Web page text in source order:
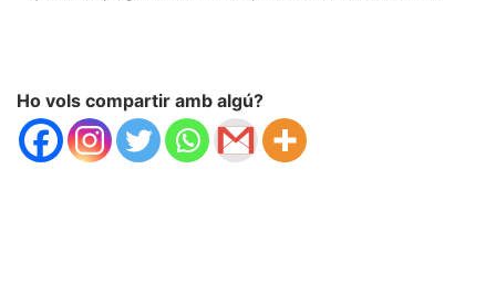
Ho vols compartir amb algú?